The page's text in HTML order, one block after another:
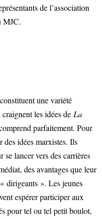
de l’association
MJC.
une variété
les idées de La
parfaitement. Pour
des idées marxistes. Ils
lancer vers des carrières
des avantages que leur
dirigeants ». Les jeunes
espérer participer aux
pour tel ou tel petit boulot,